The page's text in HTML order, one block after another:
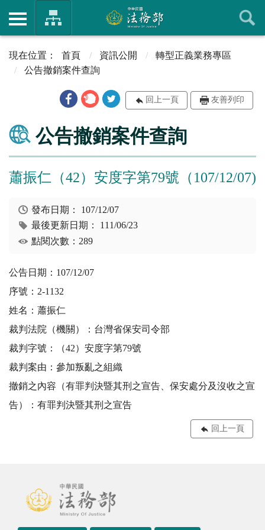
首頁 資訊公開
轉型正義業務專區
公告撤銷案件查詢
回上一頁 友善列印
公告撤銷案件查詢
蕭振仁（42）安度字第79號（107/12/07)
發布日期： 107/12/07
最後更新日期： 111/06/23
點閱次數：289
公告日期：107/12/07
序號：2-1132
姓名：蕭振仁
裁判法院（機關）：台灣省保安司令部
裁判字號：（42）安度字第79號
裁判案由：參加叛亂之組織
撤銷之內容（有罪判決暨其刑之宣告、保安處分及沒收之宣
告）：有罪判決暨其刑之宣告
回上一頁